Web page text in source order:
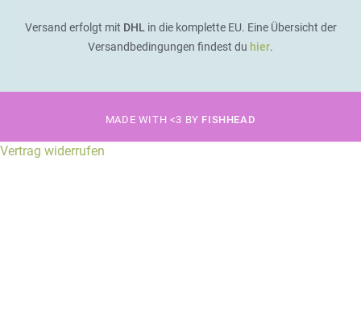
Versand erfolgt mit DHL in die komplette EU. Eine Übersicht der
Versandbedingungen findest du hier.
MADE WITH <3 BY FISHHEAD
Vertrag widerrufen